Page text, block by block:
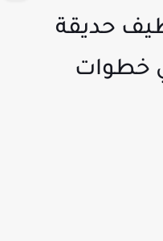
حديقة
خطوات